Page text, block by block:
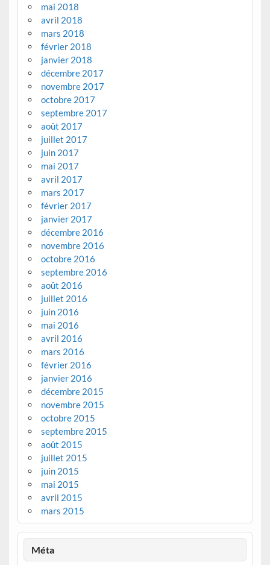
mai 2018
avril 2018
mars 2018
février 2018
janvier 2018
décembre 2017
novembre 2017
octobre 2017
septembre 2017
août 2017
juillet 2017
juin 2017
mai 2017
avril 2017
mars 2017
février 2017
janvier 2017
décembre 2016
novembre 2016
octobre 2016
septembre 2016
août 2016
juillet 2016
juin 2016
mai 2016
avril 2016
mars 2016
février 2016
janvier 2016
décembre 2015
novembre 2015
octobre 2015
septembre 2015
août 2015
juillet 2015
juin 2015
mai 2015
avril 2015
mars 2015
Méta